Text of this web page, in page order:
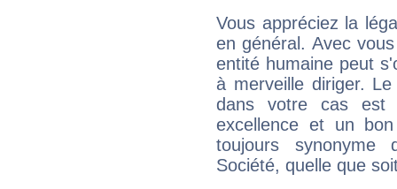
Vous appréciez la
en général. Avec
entité humaine peut
à merveille diriger.
dans votre cas est
excellence et un
toujours synonyme
Société, quelle que